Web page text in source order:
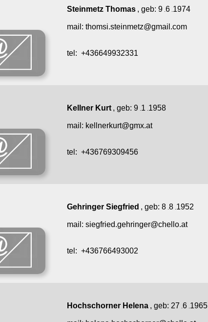
Steinmetz Thomas , geb: 9 .6 .1974
mail: thomsi.steinmetz@gmail.com
tel: +436649932331
Kellner Kurt , geb: 9 .1 .1958
mail: kellnerkurt@gmx.at
tel: +436769309456
Gehringer Siegfried , geb: 8 .8 .1952
mail: siegfried.gehringer@chello.at
tel: +436766493002
Hochschorner Helena , geb: 27 .6 .1965